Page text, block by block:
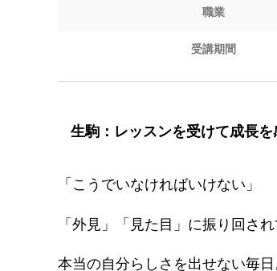
職業
受講期間
生駒：レッスンを受けて成長を
「こうでいなければいけない」
「外見」「見た目」に振り回され
本当の自分らしさを出せない毎日